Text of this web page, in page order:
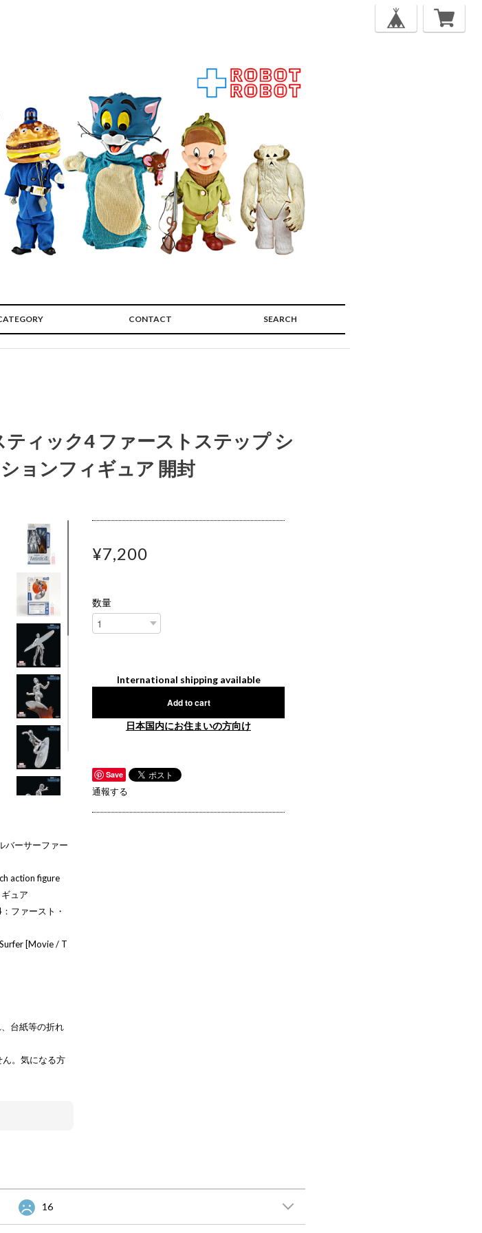
CONTACT SEARCH
ィック4 ファーストステップ シ
ョンフィギュア 開封
バーサーファー
action figure
ュア
ファースト・
[Movie / T
台紙等の折れ
。気になる方
¥7,200
数量
International shipping available
Add to cart
日本国内にお住まいの方向け
Save
通報する
16